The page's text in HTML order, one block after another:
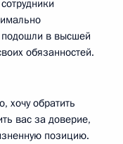
подошли в высшей
обязанностей.
хочу обратить
вас за доверие,
позицию.